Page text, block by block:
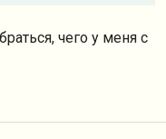
чего у меня с